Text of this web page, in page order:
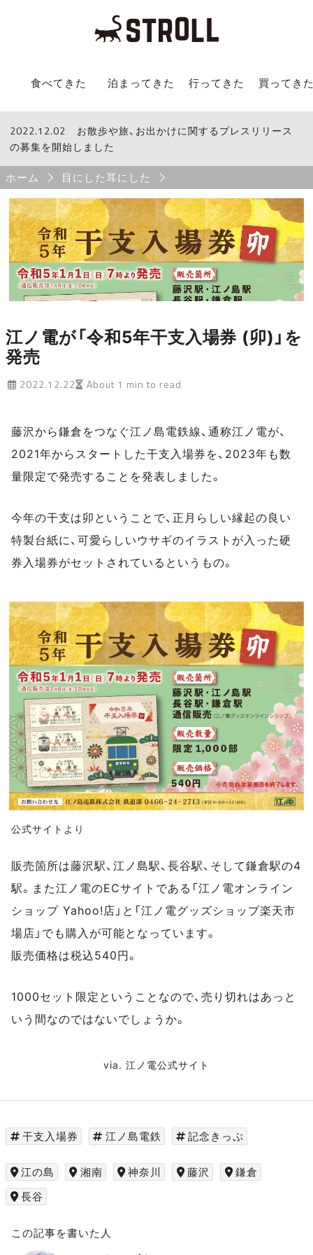
STROLL Menu
食べてきた 泊まってきた 行ってきた 買ってき
STROLLからのお知らせ
2022.12.02
お散歩や旅、お出かけに関するプレスリリース
の募集を開始しました
Breadcrumb
ホーム 目にした耳にした
江ノ電が「令和5年干支入場券 (卯)」を
発売
2022.12.22 About 1 min to read
藤沢から鎌倉をつなぐ江ノ島電鉄線、通称江ノ電が、
2021年からスタートした干支入場券を、2023年も数
量限定で発売することを発表しました。
今年の干支は卯ということで、正月らしい縁起の良い
特製台紙に、可愛らしいウサギのイラストが入った硬
券入場券がセットされているというもの。
公式サイト より
販売箇所は藤沢駅、江ノ島駅、長谷駅、そして鎌倉駅の4
駅。また江ノ電のECサイトである「江ノ電オンライン
ショップ Yahoo!店」と「江ノ電グッズショップ楽天市
場店」でも購入が可能となっています。
販売価格は税込540円。
1000セット限定ということなので、売り切れはあっと
いう間なのではないでしょうか。
via. 江ノ電公式サイト
干支入場券 江ノ島電鉄 記念きっぷ
江の島 湘南 神奈川 藤沢
鎌倉
長谷
この記事を書いた人